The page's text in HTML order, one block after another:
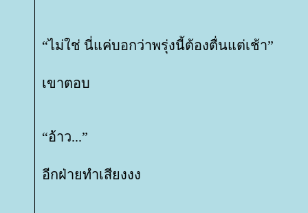
“ไม่ใช่ นี่แค่บอกว่าพรุ่งนี้ต้องตื่นแต่เช้า”
เขาตอบ
“อ้าว...”
อีกฝ่ายทำเสียงงง